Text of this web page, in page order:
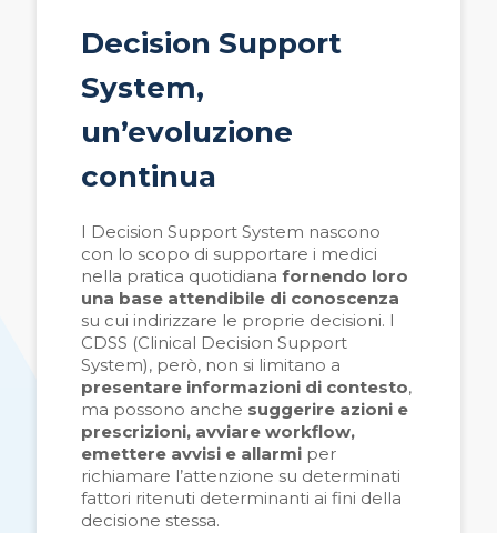
Decision Support
System,
un’evoluzione
continua
I Decision Support System nascono
con lo scopo di supportare i medici
nella pratica quotidiana fornendo loro
una base attendibile di conoscenza
su cui indirizzare le proprie decisioni. I
CDSS (Clinical Decision Support
System), però, non si limitano a
presentare informazioni di contesto,
ma possono anche suggerire azioni e
prescrizioni, avviare workflow,
emettere avvisi e allarmi per
richiamare l’attenzione su determinati
fattori ritenuti determinanti ai fini della
decisione stessa.